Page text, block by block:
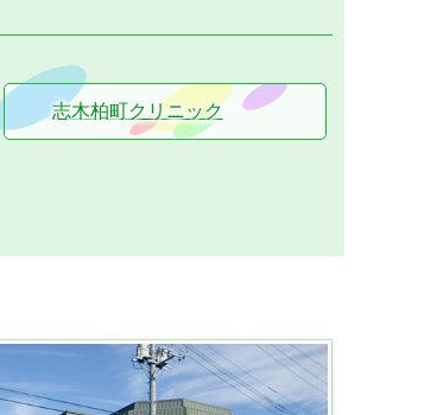
志木柏町クリニック